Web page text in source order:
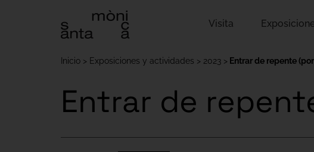
Visita
Inicio Exposiciones y actividades 2023 Entrar de repente
Entrar de